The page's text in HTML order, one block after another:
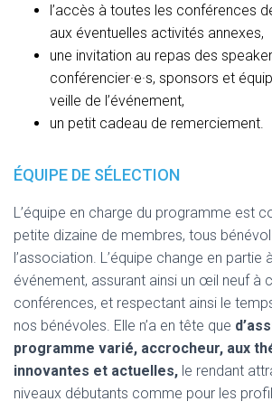
l’accès à toutes les conférences
aux éventuelles activités annexes,
une invitation au repas des
conférencier·e·s, sponsors et
veille de l’événement,
un petit cadeau de remerciement.
ÉQUIPE DE SÉLECTION
L’équipe en charge du programme est
petite dizaine de membres, tous
l’association. L’équipe change en partie
événement, assurant ainsi un œil neuf à
conférences, et respectant ainsi le
nos bénévoles. Elle n’a en tête que
programme varié, accrocheur, aux
innovantes et actuelles, le rendant
niveaux débutants comme pour les